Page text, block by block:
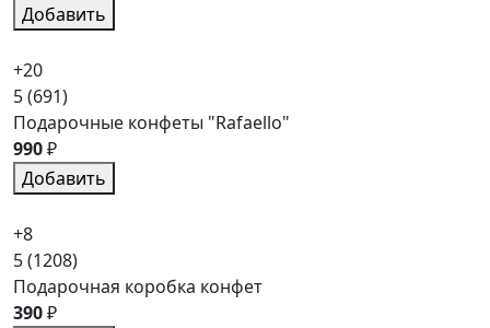
Добавить
+20
5(691)
Подарочные конфеты "Rafaello"
990₽
Добавить
+8
5(1208)
Подарочная коробка конфет
390₽